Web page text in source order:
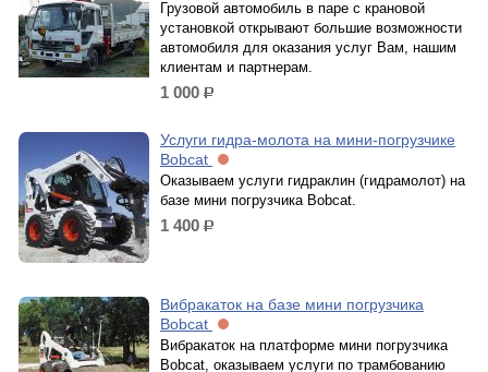
Грузовой автомобиль в паре с крановой
установкой открывают большие возможности
автомобиля для оказания услуг Вам, нашим
клиентам и партнерам.
1 000 р.
Услуги гидра-молота на мини-погрузчике
Bobcat
Оказываем услуги гидраклин (гидрамолот) на
базе мини погрузчика Bobcat.
1 400 р.
Вибракаток на базе мини погрузчика
Bobcat
Вибракаток на платформе мини погрузчика
Bobcat, оказываем услуги по трамбованию